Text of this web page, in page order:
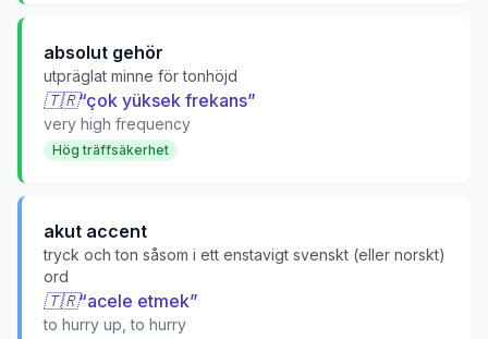
absolut gehör
utpräglat minne för tonhöjd
🇹🇷“çok yüksek frekans”
very high frequency
Hög träffsäkerhet
akut accent
tryck och ton såsom i ett enstavigt svenskt (eller norskt)
ord
🇹🇷“acele etmek”
to hurry up, to hurry